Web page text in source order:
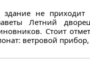
здание не
Летний
Стоит
ветровой